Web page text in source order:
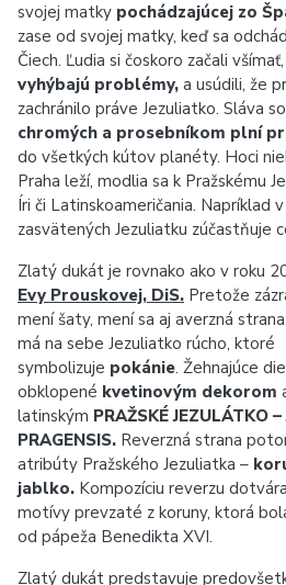
svojej matky pochádzajúcej zo
zase od svojej matky, keď sa
Čiech. Ľudia si čoskoro začali
vyhýbajú problémy, a usúdili, že
zachránilo práve Jezuliatko. Sláva
chromých a prosebníkom plní
do všetkých kútov planéty. Hoci
Praha leží, modlia sa k Pražskému
Íri či Latinskoameričania. Napríklad
zasvätených Jezuliatku zúčastňuje
Zlatý dukát je rovnako ako v roku
Evy Prouskovej, DiS. Pretože
mení šaty, mení sa aj averzná
má na sebe Jezuliatko rúcho, ktoré
symbolizuje pokánie. Žehnajúce
obklopené kvetinovým dekorom
latinským PRAŽSKÉ JEZULÁTKO –
PRAGENSIS. Reverzná strana
atribúty Pražského Jezuliatka –
jablko. Kompozíciu reverzu
motívy prevzaté z koruny, ktorá
od pápeža Benedikta XVI.
Zlatý dukát predstavuje